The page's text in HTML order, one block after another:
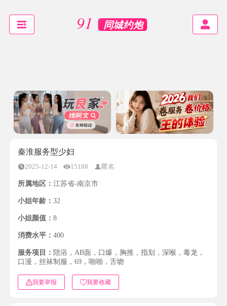
秦淮服务型少妇
2025-12-14 15188 匿名
所属地区： 江苏省-南京市
小姐年龄： 32
小姐颜值： 8
消费水平： 400
服务项目： 陪浴，AB面，口爆，胸推，指划，深喉，毒龙，
口漫，丝袜制服，69，啪啪，舌吻
我要举报 我要收藏